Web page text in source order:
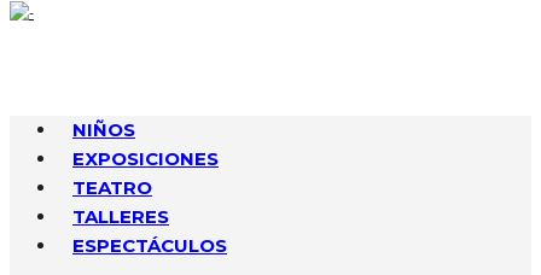
NIÑOS
EXPOSICIONES
TEATRO
TALLERES
ESPECTÁCULOS